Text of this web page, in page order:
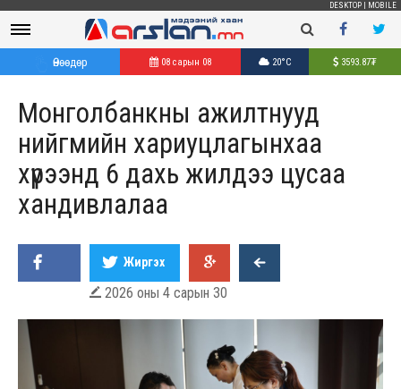
DESKTOP MOBILE
Өнөөдөр 08 сарын 08 20°C 3593.87₮
Монголбанкны ажилтнууд
нийгмийн хариуцлагынхаа
хүрээнд 6 дахь жилдээ цусаа
хандивлалаа
Жиргэх
 2026 оны 4 сарын 30